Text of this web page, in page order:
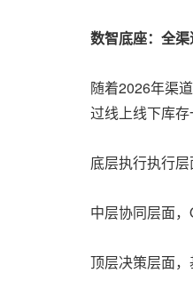
数智底座：全
随着2026年渠
过线上线下库
底层执行执行
中层协同层面
顶层决策层面